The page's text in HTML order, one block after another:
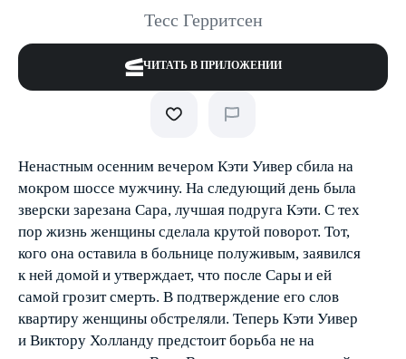
Тесс Герритсен
ЧИТАТЬ В ПРИЛОЖЕНИИ
Ненастным осенним вечером Кэти Уивер сбила на
мокром шоссе мужчину. На следующий день была
зверски зарезана Сара, лучшая подруга Кэти. С тех
пор жизнь женщины сделала крутой поворот. Тот,
кого она оставила в больнице полуживым, заявился
к ней домой и утверждает, что после Сары и ей
самой грозит смерть. В подтверждение его слов
квартиру женщины обстреляли. Теперь Кэти Уивер
и Виктору Холланду предстоит борьба не на